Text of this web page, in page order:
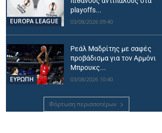
EUROPA LEAGUE
playoffs...
03/08/2026 09:40
ΕΥΡΩΠΗ
Ρεάλ Μαδρίτης με σαφές
προβάδισμα για τον Αρμόνι
Μπρουκς...
03/08/2026 10:40
Φόρτωση περισσοτέρων